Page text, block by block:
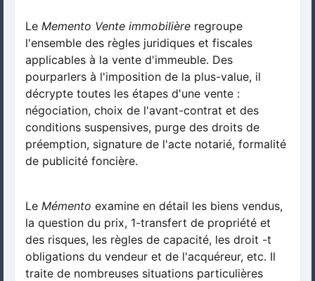
Le Memento Vente immobilière regroupe
l'ensemble des règles juridiques et fiscales
applicables à la vente d'immeuble. Des
pourparlers à l'imposition de la plus-value, il
décrypte toutes les étapes d'une vente :
négociation, choix de l'avant-contrat et des
conditions suspensives, purge des droits de
préemption, signature de l'acte notarié, formalité
de publicité foncière.
Le Mémento examine en détail les biens vendus,
la question du prix, 1-transfert de propriété et
des risques, les règles de capacité, les droit -t
obligations du vendeur et de l'acquéreur, etc. Il
traite de nombreuses situations particulières